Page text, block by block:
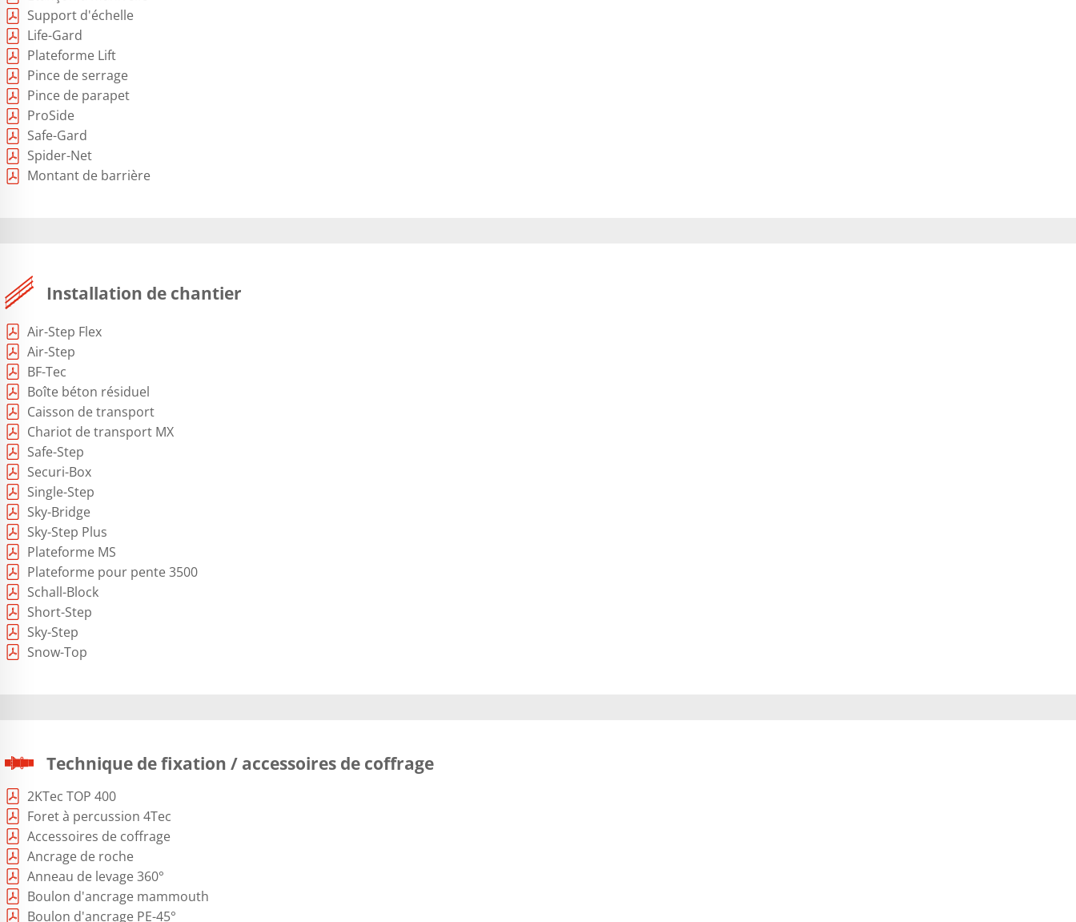
Support d'échelle
Life-Gard
Plateforme Lift
Pince de serrage
Pince de parapet
ProSide
Safe-Gard
Spider-Net
Montant de barrière
Installation de chantier
Air-Step Flex
Air-Step
BF-Tec
Boîte béton résiduel
Caisson de transport
Chariot de transport MX
Safe-Step
Securi-Box
Single-Step
Sky-Bridge
Sky-Step Plus
Plateforme MS
Plateforme pour pente 3500
Schall-Block
Short-Step
Sky-Step
Snow-Top
Technique de fixation / accessoires de coffrage
2KTec TOP 400
Foret à percussion 4Tec
Accessoires de coffrage
Ancrage de roche
Anneau de levage 360°
Boulon d'ancrage mammouth
Boulon d'ancrage PE-45°